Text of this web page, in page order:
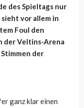
des Spieltags nur
sieht vor allem in
Foul den
der Veltins-Arena
der
ganz klar einen